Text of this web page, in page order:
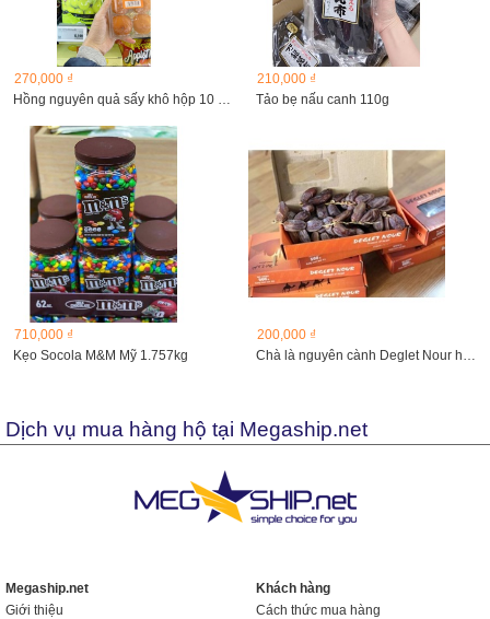
270,000 ₫
Hồng nguyên quả sấy khô hộp 10 quả
210,000 ₫
Tảo bẹ nấu canh 110g
710,000 ₫
Kẹo Socola M&M Mỹ 1.757kg
200,000 ₫
Chà là nguyên cành Deglet Nour hộp 500g
Dịch vụ mua hàng hộ tại Megaship.net
Megaship.net
Giới thiệu
Khách hàng
Cách thức mua hàng